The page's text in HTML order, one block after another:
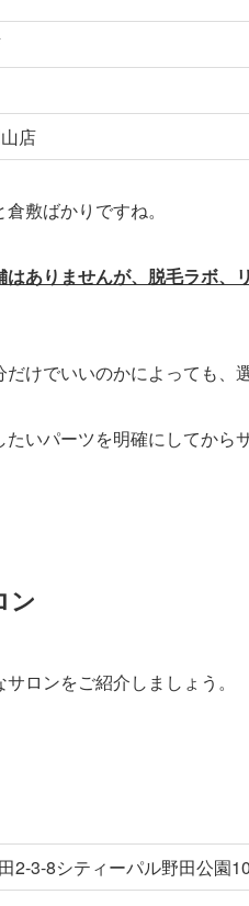
店
敷ばかりですね。
ありませんが、脱毛ラボ、
けでいいのかによっても、
いパーツを明確にしてから
ン
ロンをご紹介しましょう。
2-3-8シティーパル野田公園